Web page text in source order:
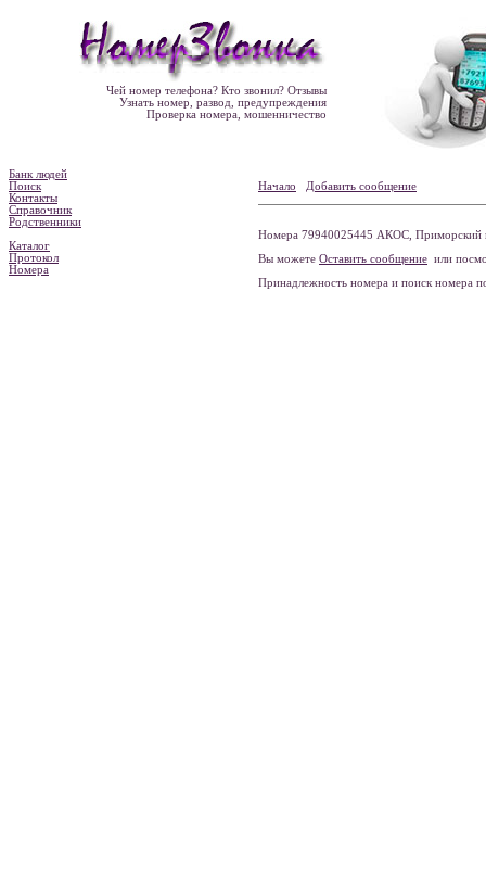
Чей номер телефона? Кто звонил? Отзывы
Узнать номер, развод, предупреждения
Проверка номера, мошенничество
Банк людей
Поиск
Контакты
Справочник
Родственники
Каталог
Протокол
Номера
Начало Добавить сообщение
Номера 79940025445 АКОС, Приморский
Вы можете Оставить сообщение или
Принадлежность номера и поиск номера